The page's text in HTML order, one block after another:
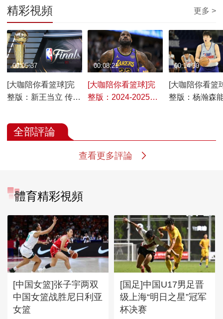
精彩視頻 更多 >
[大咖陪你看篮球]完
整版：新王当立 传奇
00:05:37
[大咖陪你看篮球]完
整版：2024-2025赛
00:08:21
[大咖陪你看篮
整版：杨瀚森
00:14:30
全部評論
查看更多評論
體育精彩視頻
[中国女篮]张子宇两双
中国女篮战胜尼日利亚
女篮
[国足]中国U17男足晋
级上海“明日之星”冠军
杯决赛